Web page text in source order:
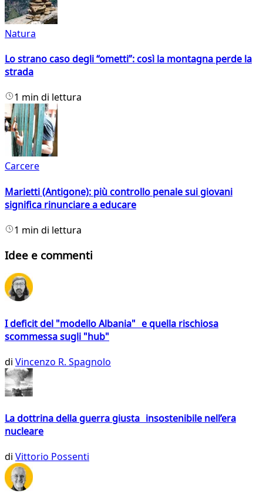
Natura
Lo strano caso degli “ometti”: così la montagna perde la
strada
1 min di lettura
Carcere
Marietti (Antigone): più controllo penale sui giovani
significa rinunciare a educare
1 min di lettura
Idee e commenti
I deficit del "modello Albania" e quella rischiosa
scommessa sugli "hub"
di Vincenzo R. Spagnolo
La dottrina della guerra giusta insostenibile nell’era
nucleare
di Vittorio Possenti